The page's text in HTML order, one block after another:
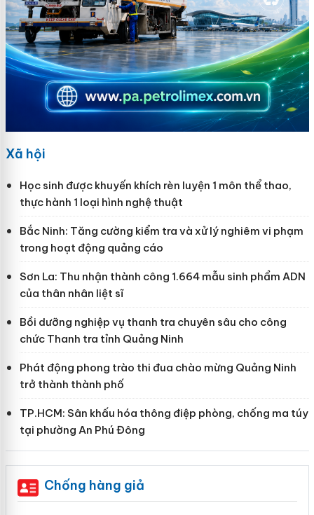
Xã hội
Học sinh được khuyến khích rèn luyện 1 môn thể thao,
thực hành 1 loại hình nghệ thuật
Bắc Ninh: Tăng cường kiểm tra và xử lý nghiêm vi phạm
trong hoạt động quảng cáo
Sơn La: Thu nhận thành công 1.664 mẫu sinh phẩm ADN
của thân nhân liệt sĩ
Bồi dưỡng nghiệp vụ thanh tra chuyên sâu cho công
chức Thanh tra tỉnh Quảng Ninh
Phát động phong trào thi đua chào mừng Quảng Ninh
trở thành thành phố
TP.HCM: Sân khấu hóa thông điệp phòng, chống ma túy
tại phường An Phú Đông
Chống hàng giả